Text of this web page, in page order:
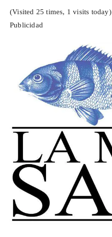
(Visited 25 times, 1 visits today)
Publicidad